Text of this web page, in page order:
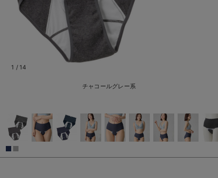
親子セット
快適機能ウェア特集 トップス
快適機能ウェア特集 ボトムス
快適機能ウェア特集 パジャマ
ハレの日に着るANGELIEBEのセレモニー
買って正解！高評価レビューアイテム
チャコールグレー系
1 / 14
チャコールグレー
M-L/在庫あり
M-L/在庫あり
￥1,680
カートに入れる
L-LL/在庫あり
カートに入れる
閉じる